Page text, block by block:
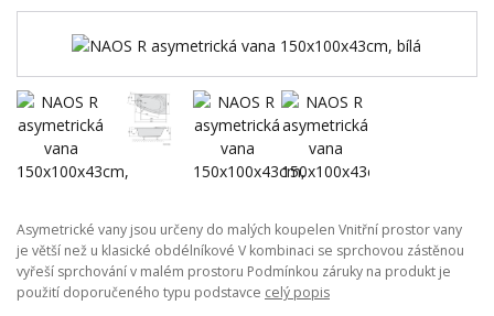
Asymetrické vany jsou určeny do malých koupelen Vnitřní prostor vany
je větší než u klasické obdélníkové V kombinaci se sprchovou zástěnou
vyřeší sprchování v malém prostoru Podmínkou záruky na produkt je
použití doporučeného typu podstavce celý popis